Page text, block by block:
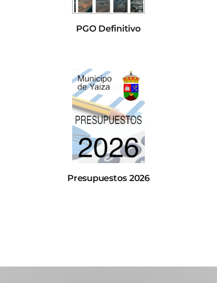
PGO Definitivo
Presupuestos 2026